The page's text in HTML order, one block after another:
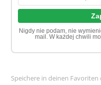
Nigdy nie podam, nie
mail. W każdej chwili
Speichere in deinen Favoriten